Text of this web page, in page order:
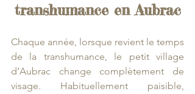
transhumance en Aubrac
Chaque année, lorsque revient le temps
de la transhumance, le petit village
d’Aubrac change complètement de
visage. Habituellement paisible,